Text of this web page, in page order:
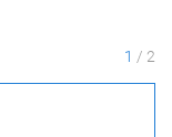
1 / 2